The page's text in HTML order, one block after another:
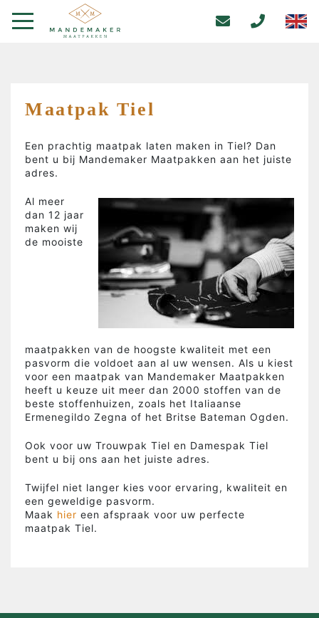
Maatpak Tiel
Een prachtig maatpak laten maken in Tiel? Dan
bent u bij Mandemaker Maatpakken aan het juiste
adres.
Al meer
dan 12 jaar
maken wij
de mooiste
maatpakken van de hoogste kwaliteit met een
pasvorm die voldoet aan al uw wensen. Als u kiest
voor een maatpak van Mandemaker Maatpakken
heeft u keuze uit meer dan 2000 stoffen van de
beste stoffenhuizen, zoals het Italiaanse
Ermenegildo Zegna of het Britse Bateman Ogden.
Ook voor uw Trouwpak Tiel en Damespak Tiel
bent u bij ons aan het juiste adres.
Twijfel niet langer kies voor ervaring, kwaliteit en
een geweldige pasvorm.
Maak hier een afspraak voor uw perfecte
maatpak Tiel.